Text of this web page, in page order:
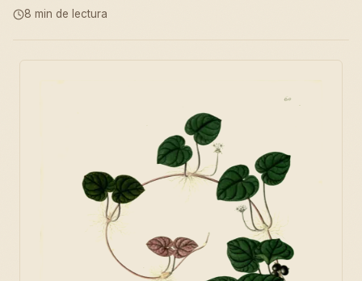
8 min de lectura